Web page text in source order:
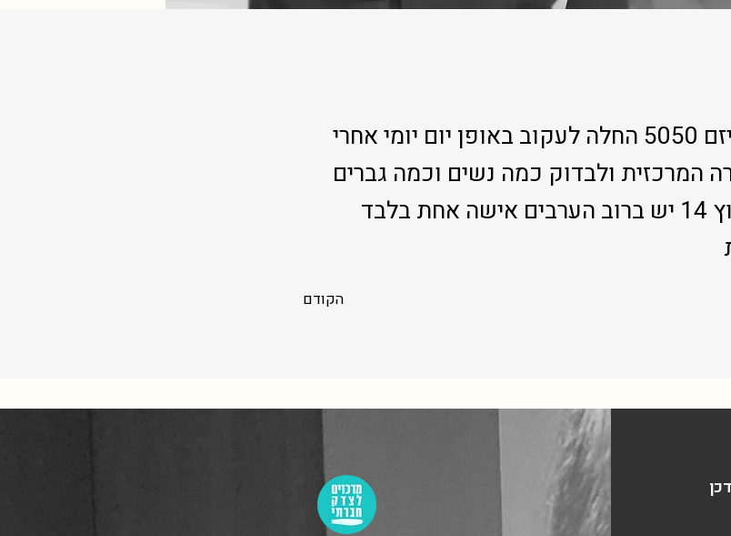
יוזמה חדשה מבית מיזם 5050 החלה לעקוב באופן יום יומי אחרי
המרכזית ולבדוק כמה נשים וכמה גברים
נמצאים בפאנל. בערוץ 14 יש ברוב הערבים אישה אחת בלבד
הקודם